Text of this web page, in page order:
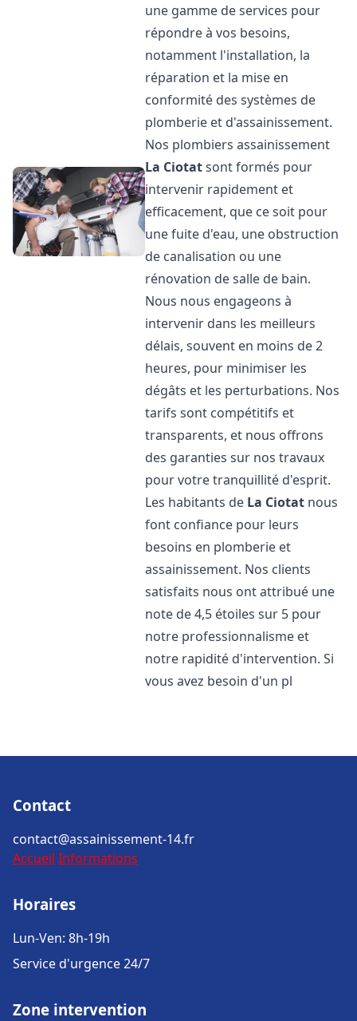
une gamme de services pour
répondre à vos besoins,
notamment l'installation, la
réparation et la mise en
conformité des systèmes de
plomberie et d'assainissement.
Nos plombiers assainissement
La Ciotatsont formés pour
intervenir rapidement et
efficacement, que ce soit pour
une fuite d'eau, une obstruction
de canalisation ou une
rénovation de salle de bain.
Nous nous engageons à
intervenir dans les meilleurs
délais, souvent en moins de 2
heures, pour minimiser les
dégâts et les perturbations. Nos
tarifs sont compétitifs et
transparents, et nous offrons
des garanties sur nos travaux
pour votre tranquillité d'esprit.
Les habitants de La Ciotat nous
font confiance pour leurs
besoins en plomberie et
assainissement. Nos clients
satisfaits nous ont attribué une
note de 4,5 étoiles sur 5 pour
notre professionnalisme et
notre rapidité d'intervention. Si
vous avez besoin d'un pl
Contact
contact@assainissement-14.fr
Accueil Informations
Horaires
Lun-Ven: 8h-19h
Service d'urgence 24/7
Zone intervention